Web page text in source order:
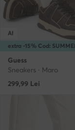
extra -15% Cod:
AI
Guess
Sneakers · Maro
299,99 Lei